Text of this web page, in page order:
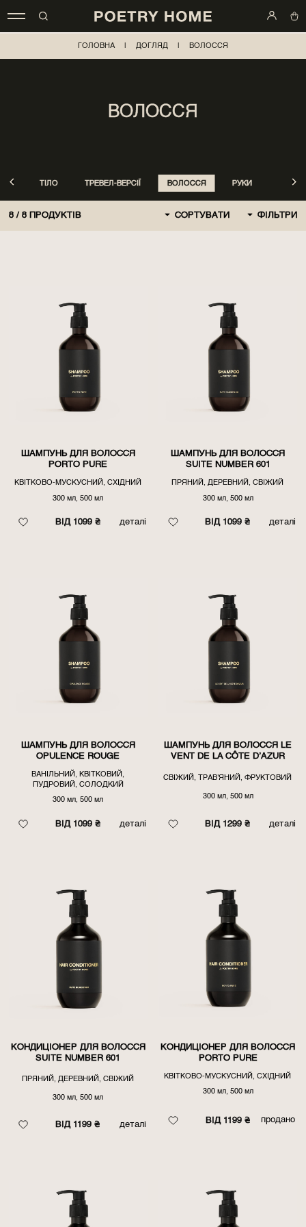
ГОЛОВНА ДОГЛЯД ВОЛОССЯ
ВОЛОССЯ
ТІЛО ТРЕВЕЛ-ВЕРСІЇ ВОЛОССЯ РУКИ
8 / 8 ПРОДУКТІВ СОРТУВАТИ ФІЛЬТРИ
ШАМПУНЬ ДЛЯ ВОЛОССЯ
PORTO PURE
КВІТКОВО-МУСКУСНИЙ, СХІДНИЙ
300 мл, 500 мл
деталі
ВІД 1099 ₴
ШАМПУНЬ ДЛЯ ВОЛОССЯ
SUITE NUMBER 601
ПРЯНИЙ, ДЕРЕВНИЙ, СВІЖИЙ
300 мл, 500 мл
деталі
ВІД 1099 ₴
ШАМПУНЬ ДЛЯ ВОЛОССЯ
OPULENCE ROUGE
ВАНІЛЬНИЙ, КВІТКОВИЙ,
ПУДРОВИЙ, СОЛОДКИЙ
300 мл, 500 мл
деталі
ВІД 1099 ₴
ШАМПУНЬ ДЛЯ ВОЛОССЯ LE
VENT DE LA CÔTE D’AZUR
СВІЖИЙ, ТРАВ'ЯНИЙ, ФРУКТОВИЙ
300 мл, 500 мл
деталі
ВІД 1299 ₴
КОНДИЦІОНЕР ДЛЯ ВОЛОССЯ
SUITE NUMBER 601
ПРЯНИЙ, ДЕРЕВНИЙ, СВІЖИЙ
300 мл, 500 мл
деталі
ВІД 1199 ₴
КОНДИЦІОНЕР ДЛЯ ВОЛОССЯ
PORTO PURE
КВІТКОВО-МУСКУСНИЙ, СХІДНИЙ
300 мл, 500 мл
продано
ВІД 1199 ₴